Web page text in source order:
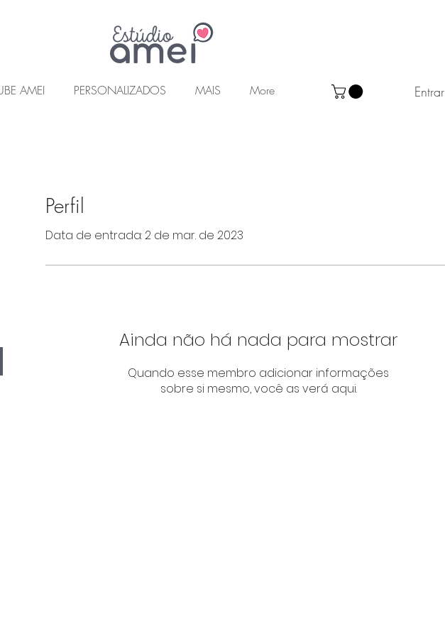
AMEI PERSONALIZADOS MAIS More Entrar
Perfil
Data de entrada: 2 de mar. de 2023
Ainda não há nada para mostrar
Quando esse membro adicionar informações
sobre si mesmo, você as verá aqui.